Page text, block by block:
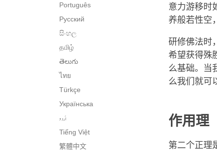
Português
Русский
සිංහල
தமிழ்
తెలుగు
ไทย
Türkçe
Українська
اُردو
Tiếng Việt
繁體中文
意力游移时
养般若性空
研修佛法时
希望获得殊
么基础。当
么我们就可
作用理
第二个正理